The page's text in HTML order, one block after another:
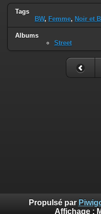
Tags
BW, Femme, Noir et
Albums
Street
Propulsé par
Affichage :